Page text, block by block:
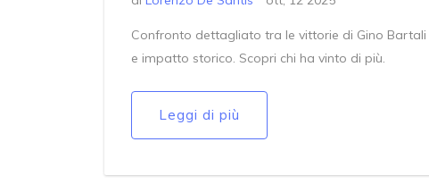
Confronto dettagliato tra le vittorie di Gino
e impatto storico. Scopri chi ha vinto di più.
Leggi di più